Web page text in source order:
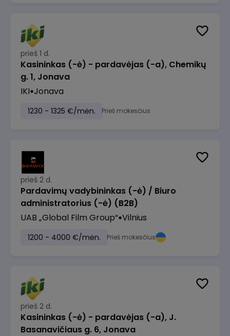
prieš 1 d.
Kasininkas (-ė) - pardavėjas (-a), Chemikų
g. 1, Jonava
IKI Jonava
1230 - 1325 €/mėn. Prieš mokesčius
prieš 2 d.
Pardavimų vadybininkas (-ė) / Biuro
administratorius (-ė) (B2B)
UAB „Global Film Group“ Vilnius
1200 - 4000 €/mėn. Prieš mokesčius
prieš 2 d.
Kasininkas (-ė) - pardavėjas (-a), J.
Basanavičiaus g. 6, Jonava